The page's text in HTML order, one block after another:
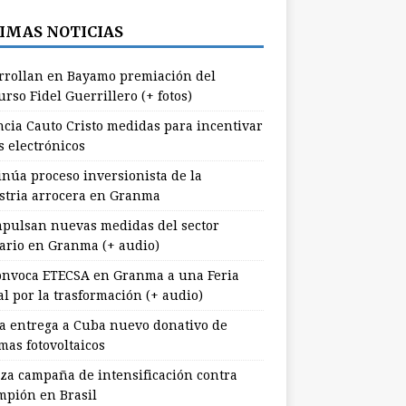
NOTICIAS
en Bayamo premiación del
Fidel Guerrillero (+ fotos)
Cauto Cristo medidas para incentivar
electrónicos
proceso inversionista de la
arrocera en Granma
nuevas medidas del sector
en Granma (+ audio)
ETECSA en Granma a una Feria
por la trasformación (+ audio)
entrega a Cuba nuevo donativo de
fotovoltaicos
campaña de intensificación contra
en Brasil